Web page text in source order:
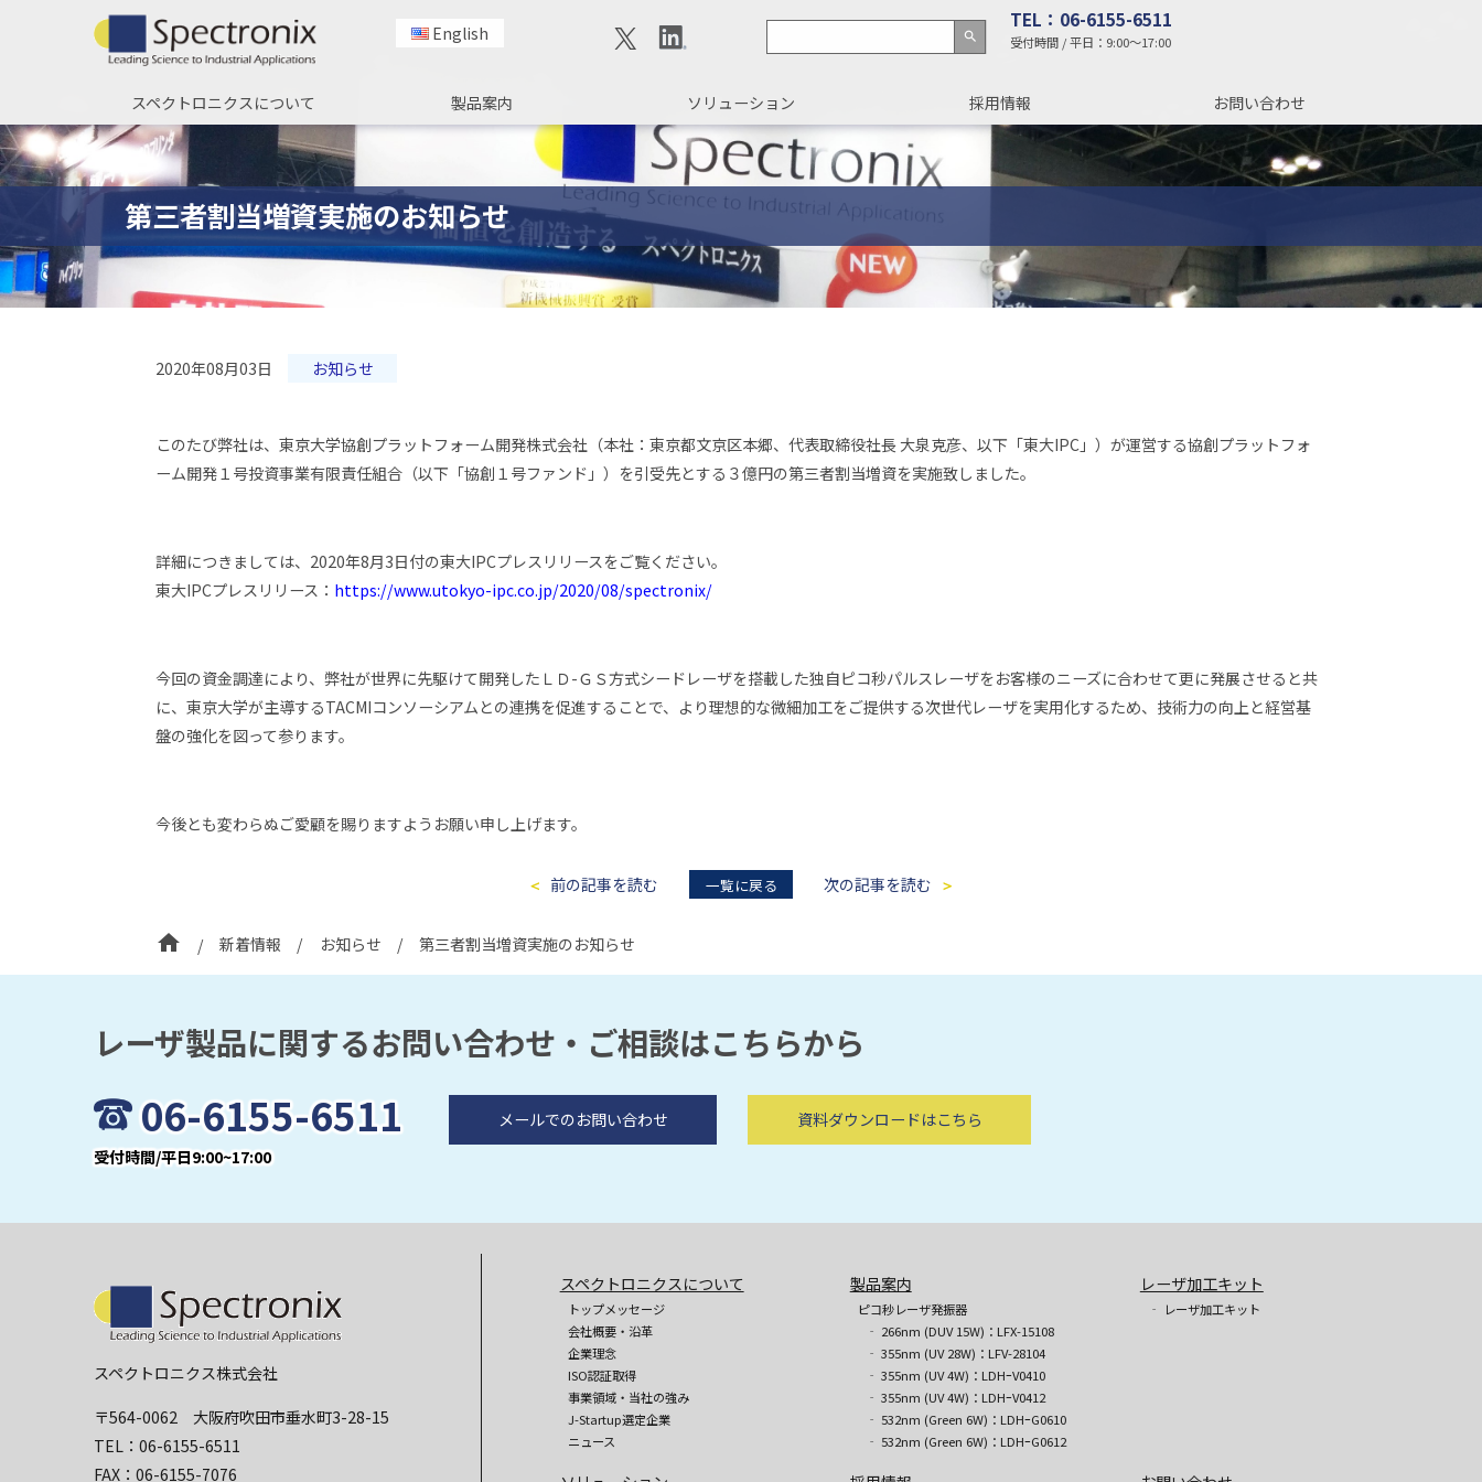
第三者割当増資実施のお知らせ
English search
TEL：06-6155-6511
受付時間 / 平日：9:00～17:00
スペクトロニクスについて 製品案内 ソリューション 採用情報 お問い合わせ
2020年08月03日 お知らせ
このたび弊社は、東京大学協創プラットフォーム開発株式会社（本社：東京都文京区本郷、代表取締役社長 大泉克彦、以下「東大IPC」）が運営する協創プラットフォ
ーム開発１号投資事業有限責任組合（以下「協創１号ファンド」）を引受先とする３億円の第三者割当増資を実施致しました。
詳細につきましては、2020年8月3日付の東大IPCプレスリリースをご覧ください。
東大IPCプレスリリース： https://www.utokyo-ipc.co.jp/2020/08/spectronix/
今回の資金調達により、弊社が世界に先駆けて開発したＬＤ-ＧＳ方式シードレーザを搭載した独自ピコ秒パルスレーザをお客様のニーズに合わせて更に発展させると共
に、東京大学が主導するTACMIコンソーシアムとの連携を促進することで、より理想的な微細加工をご提供する次世代レーザを実用化するため、技術力の向上と経営基
盤の強化を図って参ります。
今後とも変わらぬご愛顧を賜りますようお願い申し上げます。
前の記事を読む 一覧に戻る 次の記事を読む
home 新着情報 お知らせ 第三者割当増資実施のお知らせ
レーザ製品に関するお問い合わせ・ご相談はこちらから
06-6155-6511
受付時間/平日9:00~17:00
メールでのお問い合わせ 資料ダウンロードはこちら
スペクトロニクス株式会社
〒564-0062 大阪府吹田市垂水町3-28-15
TEL：06-6155-6511
FAX：06-6155-7076
スペクトロニクスについて
トップメッセージ
会社概要・沿革
企業理念
ISO認証取得
事業領域・当社の強み
J-Startup選定企業
ニュース
製品案内
ピコ秒レーザ発振器
‐ 266nm (DUV 15W)：LFX-15108
‐ 355nm (UV 28W)：LFV-28104
‐ 355nm (UV 4W)：LDHｰV0410
‐ 355nm (UV 4W)：LDHｰV0412
‐ 532nm (Green 6W)：LDHｰG0610
‐ 532nm (Green 6W)：LDHｰG0612
レーザ加工キット
‐ レーザ加工キット